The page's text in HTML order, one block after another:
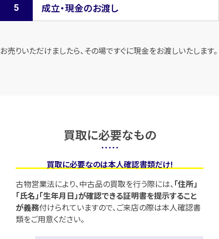
成立・現金のお渡し
お売りいただけましたら、その場ですぐに現金をお渡しいたします。
買取に必要なもの
買取に必要なのは本人確認書類だけ!
古物営業法により、中古品の買取を行う際には、「住所」
「氏名」「生年月日」が確認できる証明書を提示すること
が義務付けられていますので、ご来店の際は本人確認書
類をご用意ください。